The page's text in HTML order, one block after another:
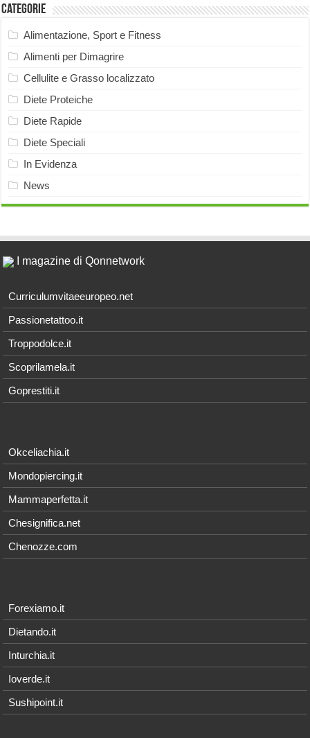
Categorie
Alimentazione, Sport e Fitness
Alimenti per Dimagrire
Cellulite e Grasso localizzato
Diete Proteiche
Diete Rapide
Diete Speciali
In Evidenza
News
I magazine di Qonnetwork
Curriculumvitaeeuropeo.net
Passionetattoo.it
Troppodolce.it
Scoprilamela.it
Goprestiti.it
Okceliachia.it
Mondopiercing.it
Mammaperfetta.it
Chesignifica.net
Chenozze.com
Forexiamo.it
Dietando.it
Inturchia.it
Ioverde.it
Sushipoint.it